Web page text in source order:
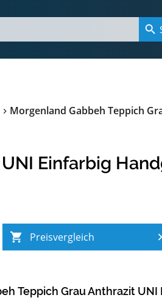
Morgenland Gabbeh Teppich
Einfarbig
Preisvergleich
Teppich Grau Anthrazit